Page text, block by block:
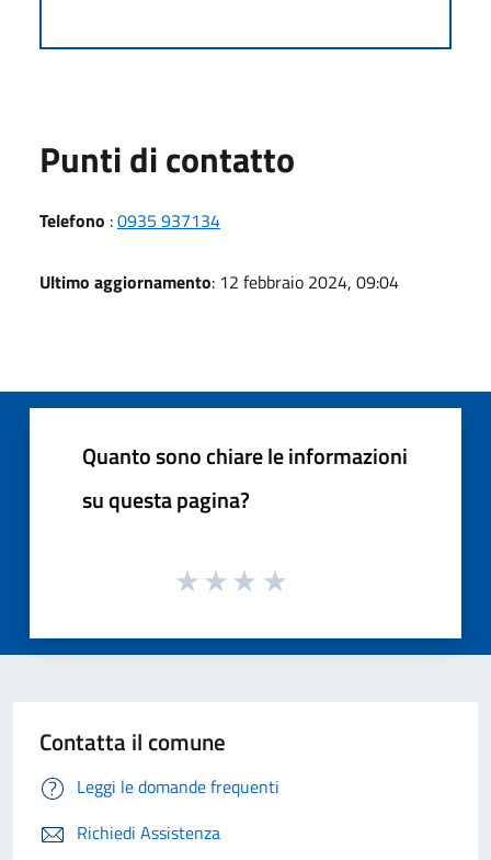
Punti di contatto
Telefono :0935 937134
Ultimo aggiornamento: 12 febbraio 2024, 09:04
Quanto sono chiare le informazioni
su questa pagina?
Contatta il comune
Leggi le domande frequenti
Richiedi Assistenza